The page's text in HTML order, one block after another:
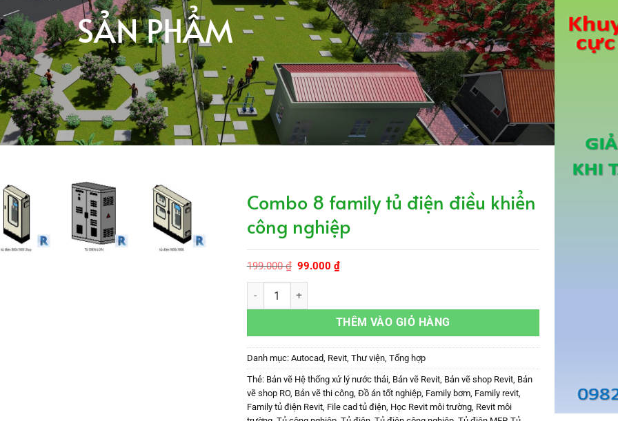
SẢN PHẨM
Combo 8 family tủ điện điều khiển
công nghiệp
199.000₫ Giá
là:
199.000 ₫.
99.000₫Giá
99.000 ₫.
Combo 8 family tủ điện điều khiển công nghiệp số lượng
THÊM VÀO GIỎ HÀNG
Danh mục: Autocad, Revit, Thư viện, Tổng hợp
Thẻ: Bản vẽ Hệ thống xử lý nước thải, Bản vẽ Revit, Bản vẽ shop Revit, Bản
vẽ shop RO, Bản vẽ thi công, Đồ án tốt nghiệp, Family bơm, Family revit,
Family tủ điện Revit, File cad tủ điện, Học Revit môi trường, Revit môi